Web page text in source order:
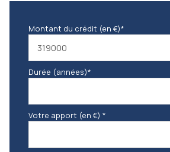
Montant du crédit (en €)*
Durée (années)*
Votre apport (en €) *